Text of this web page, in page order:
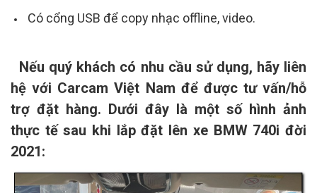
Có cổng USB để copy nhạc offline, video.
Nếu quý khách có nhu cầu sử dụng, hãy liên
hệ với Carcam Việt Nam để được tư vấn/hỗ
trợ đặt hàng. Dưới đây là một số hình ảnh
thực tế sau khi lắp đặt lên xe BMW 740i đời
2021: